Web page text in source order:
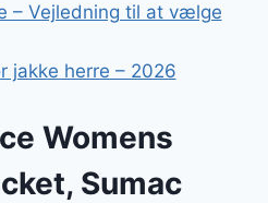
– Vejledning til at vælge
jakke herre – 2026
Womens
Sumac